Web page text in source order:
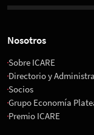
Nosotros
Sobre ICARE
Directorio y
Socios
Grupo Economía
Premio ICARE